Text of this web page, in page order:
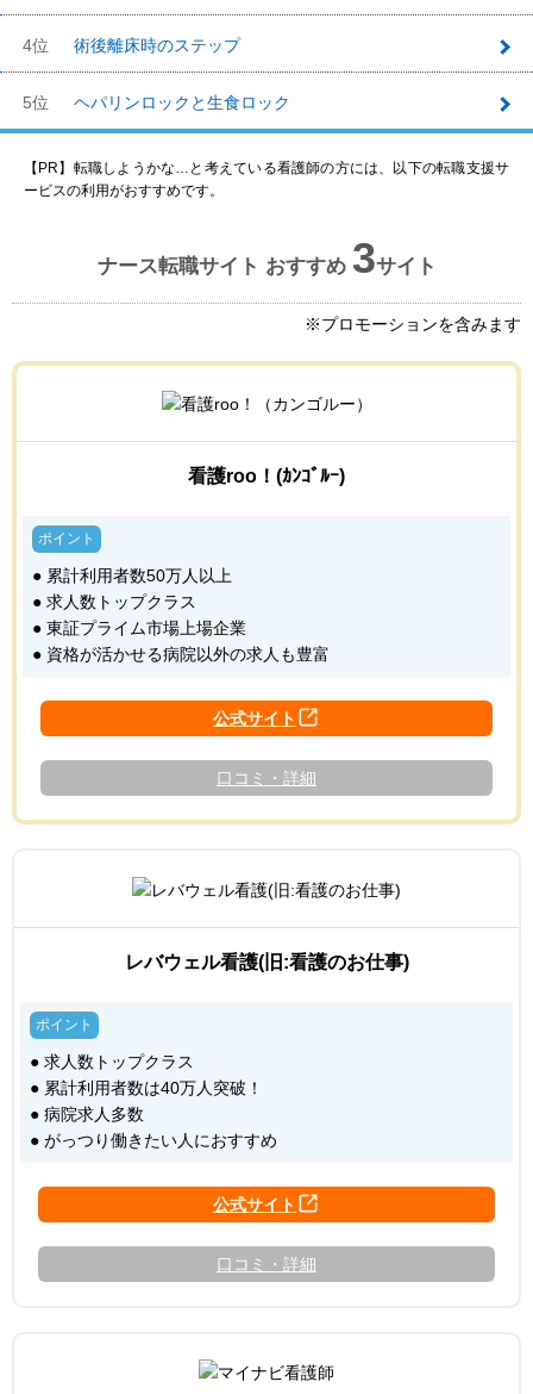
4位 術後離床時のステップ
5位 ヘパリンロックと生食ロック
【PR】転職しようかな…と考えている看護師の方には、以下の転職支援サ
ービスの利用がおすすめです。
ナース転職サイト おすすめ 3サイト
※プロモーションを含みます
看護roo！(ｶﾝｺﾞﾙｰ)
● 累計利用者数50万人以上
● 求人数トップクラス
● 東証プライム市場上場企業
● 資格が活かせる病院以外の求人も豊富
口コミ・詳細
レバウェル看護(旧:看護のお仕事)
● 求人数トップクラス
● 累計利用者数は40万人突破！
● 病院求人多数
● がっつり働きたい人におすすめ
口コミ・詳細